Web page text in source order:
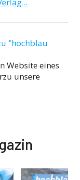
"hochblau
Website eines
unsere